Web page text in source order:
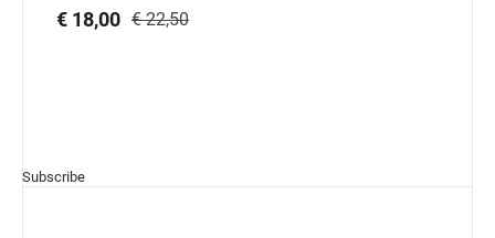
€ 18,00 € 22,50
Subscribe